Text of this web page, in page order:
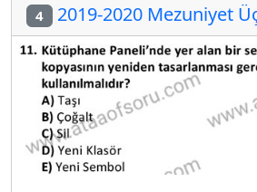
4 2019-2020 Mezuniyet Üç